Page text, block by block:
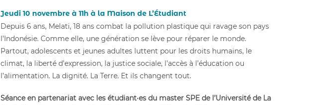
Jeudi 10 novembre à 11h à la Maison de L’Étudiant
Depuis 6 ans, Melati, 18 ans combat la pollution plastique qui ravage son pays
l’Indonésie. Comme elle, une génération se lève pour réparer le monde.
Partout, adolescents et jeunes adultes luttent pour les droits humains, le
climat, la liberté d’expression, la justice sociale, l’accès à l’éducation ou
l’alimentation. La dignité. La Terre. Et ils changent tout.
Séance en partenariat avec les étudiant·es du master SPE de l’Université de La